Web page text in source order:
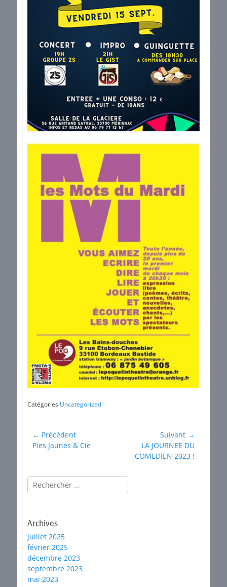
Catégories Uncategorized
Navigation
de
← Précédent
Article
Pies Jaunes & Cie
Suivant →
suivant :
LA JOURNEE DU
COMEDIEN 2023 !
Rechercher :
Archives
juillet 2025
février 2025
décembre 2023
septembre 2023
mai 2023